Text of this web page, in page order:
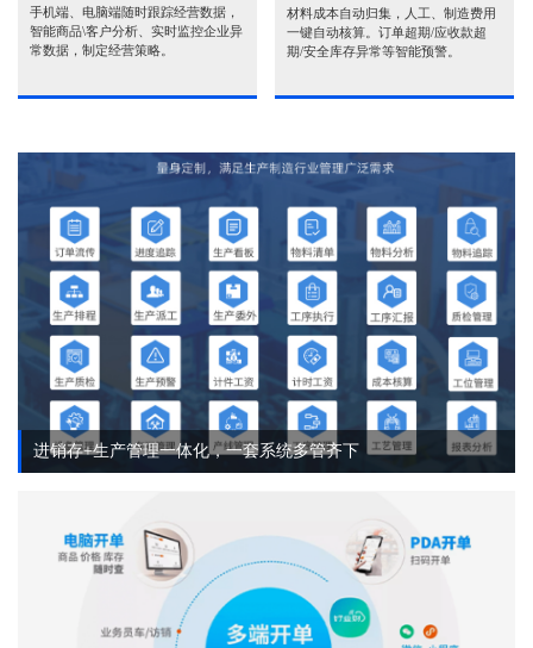
手机端、电脑端随时跟踪经营数据，
智能商品\客户分析、实时监控企业异
常数据，制定经营策略。
材料成本自动归集，人工、制造费用
一键自动核算。订单超期/应收款超
期/安全库存异常等智能预警。
进销存+生产管理一体化，一套系统多管齐下